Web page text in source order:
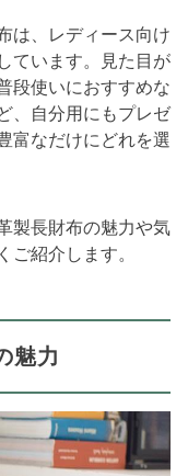
は、レディース向け
ています。見た目が
段使いにおすすめな
、自分用にもプレゼ
富なだけにどれを選
製長財布の魅力や気
紹介します。
魅力